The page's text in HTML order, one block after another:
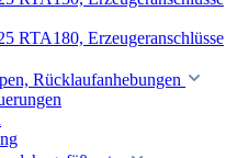
RTA180, Erzeugeranschlüsse
Rücklaufanhebungen